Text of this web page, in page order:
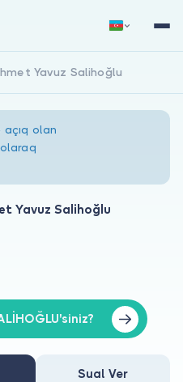
Daxil Ol
Yavuz Salihoğlu
olan
Yavuz Salihoğlu
Sual Ver